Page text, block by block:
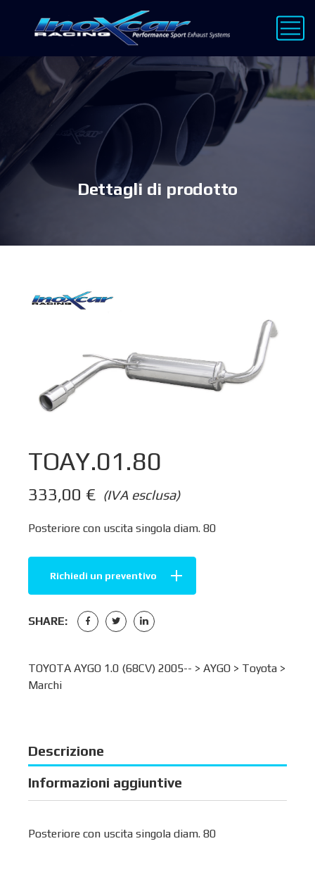
Dettagli di prodotto
TOAY.01.80
(IVA esclusa)
333,00 €
Posteriore con uscita singola diam. 80
Richiedi un preventivo
SHARE:
TOYOTA AYGO 1.0 (68CV) 2005-- > AYGO > Toyota >
Marchi
Descrizione
Informazioni aggiuntive
Posteriore con uscita singola diam. 80